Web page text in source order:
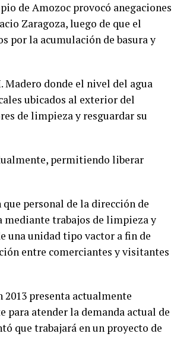
de Amozoc provocó anegaciones
Zaragoza, luego de que el
por la acumulación de basura y
Madero donde el nivel del agua
ubicados al exterior del
de limpieza y resguardar su
permitiendo liberar
personal de la dirección de
mediante trabajos de limpieza y
una unidad tipo vactor a fin de
entre comerciantes y visitantes
presenta actualmente
para atender la demanda actual de
que trabajará en un proyecto de